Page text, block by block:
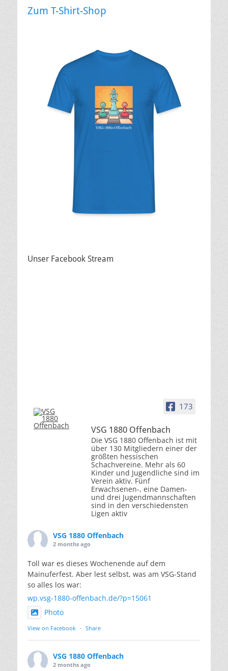
Zum T-Shirt-Shop
Unser Facebook Stream
173
VSG 1880 Offenbach
Die VSG 1880 Offenbach ist mit
über 130 Mitgliedern einer der
größten hessischen
Schachvereine. Mehr als 60
Kinder und Jugendliche sind im
Verein aktiv. Fünf
Erwachsenen-, eine Damen-
und drei Jugendmannschaften
sind in den verschiedensten
Ligen aktiv
VSG 1880 Offenbach
2 months ago
Toll war es dieses Wochenende auf dem
Mainuferfest. Aber lest selbst, was am VSG-Stand
so alles los war:
wp.vsg-1880-offenbach.de/?p=15061
Photo
View on Facebook · Share
VSG 1880 Offenbach
2 months ago